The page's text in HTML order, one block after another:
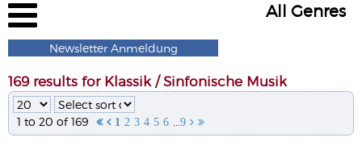
All Genres
Newsletter Anmeldung
169 results for Klassik / Sinfonische Musik
1 to 20 of 169   1 2 3 4 5 6 9  